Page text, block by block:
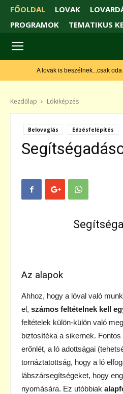
FŐOLDAL LOVAK
PROGRAMOK
TEMATIKUS
A lovak is beszélnek...csak oda
Kezdőlap Lókiképzés
Belovaglás Edzésfelépítés
Az alapok
Ahhoz, hogy a lóval való
el, számos feltételnek kell
feltételek külön-külön való
biztosítéka a sikernek. Fontos
erőnlét, a ló adottságai
tornáztatottság, hogy a ló
lábszársegítségeket, hogy
nyomására. Ez utóbbiak